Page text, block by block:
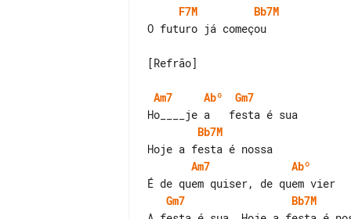
F7M
Bb7M
O futuro já começou
[Refrão]
Am7 Abº
Gm7
Bb7M
Am7
Abº
Gm7
Bb7M